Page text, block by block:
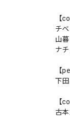
【
チ
山
ナ
【
下
【
古